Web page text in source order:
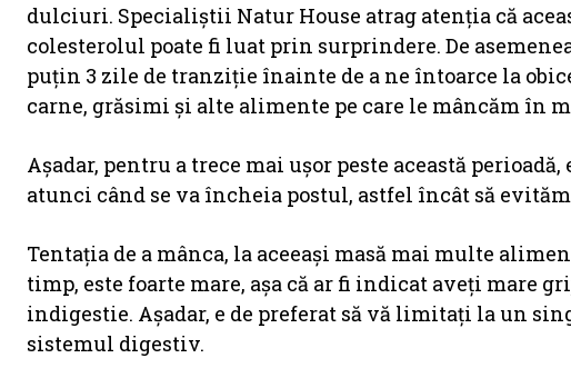
dulciuri. Specialiștii Natur House atrag atenția că
colesterolul poate fi luat prin surprindere. De
puţin 3 zile de tranziţie înainte de a ne întoarce la
carne, grăsimi şi alte alimente pe care le mâncăm în
Așadar, pentru a trece mai ușor peste această
atunci când se va încheia postul, astfel încât să
Tentaţia de a mânca, la aceeaşi masă mai multe
timp, este foarte mare, aşa că ar fi indicat aveţi mare
indigestie. Aşadar, e de preferat să vă limitaţi la un
sistemul digestiv.